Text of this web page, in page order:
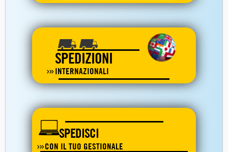
SPEDIZIONI
INTERNAZIONALI
SPEDISCI
CON IL TUO GESTIONALE